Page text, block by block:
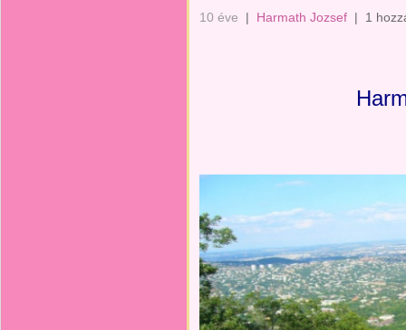
10 éve | Harmath Jozsef | 1